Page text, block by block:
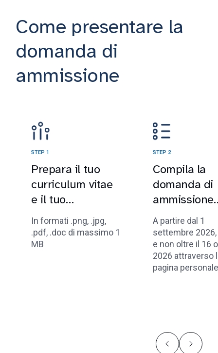
Come presentare la
domanda di
ammissione
STEP 1
Prepara il tuo
curriculum vitae
e il tuo
curriculum
sportivo
In formati .png, .jpg,
.pdf, .doc di massimo 1
MB
STEP 2
Compila la
domanda di
ammissione
online
A partire dal 1
settembre
e non oltre il 16
2026 attraverso
pagina